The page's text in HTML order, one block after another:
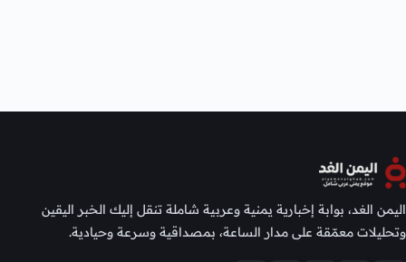
اليمن الغد، بوابة إخبارية يمنية وعربية شاملة تنقل إليك الخبر اليقين
وتحليلات معمّقة على مدار الساعة، بمصداقية وسرعة وحيادية.